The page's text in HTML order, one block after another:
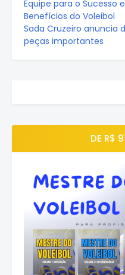
Equipe para o Sucesso
Benefícios do Voleibol
Sada Cruzeiro anuncia
peças importantes
DE R$